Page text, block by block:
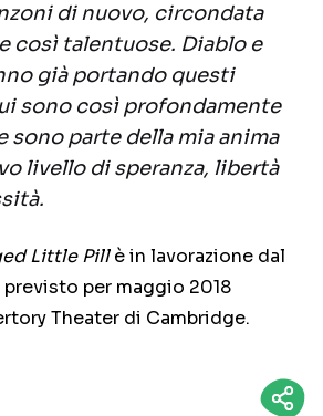
di nuovo, circondata
così talentuose. Diablo e
già portando questi
sono così profondamente
sono parte della mia anima
livello di speranza, libertà
Little Pillè in lavorazione dal
per maggio 2018
Theater di Cambridge.